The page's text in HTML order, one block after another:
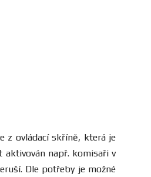
z ovládací skříně, která je
aktivován např. komisaři v
Dle potřeby je možné